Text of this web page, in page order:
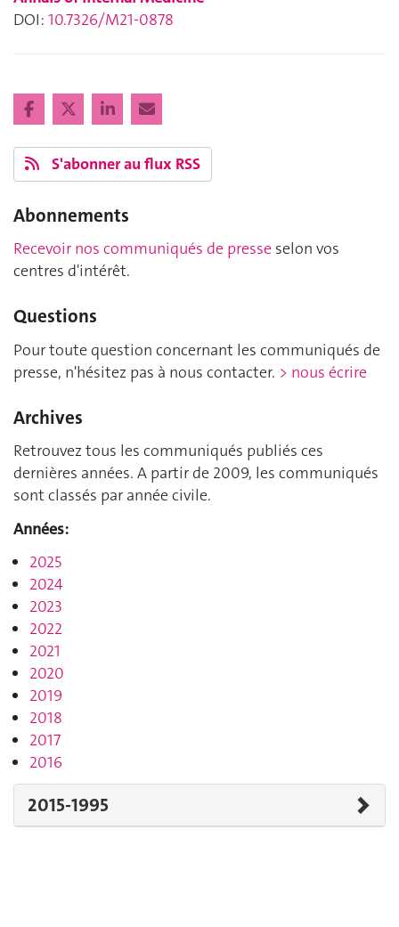
DOI: 10.7326/M21-0878
S'abonner au flux RSS
Abonnements
Recevoir nos communiqués de presse selon vos
centres d'intérêt.
Questions
Pour toute question concernant les communiqués de
presse, n'hésitez pas à nous contacter. > nous écrire
Archives
Retrouvez tous les communiqués publiés ces
dernières années. A partir de 2009, les communiqués
sont classés par année civile.
Années:
2025
2024
2023
2022
2021
2020
2019
2018
2017
2016
2015-1995